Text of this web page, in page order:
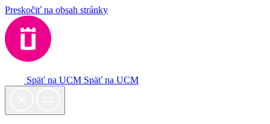
Preskočiť na obsah stránky
Späť na UCM Späť na UCM